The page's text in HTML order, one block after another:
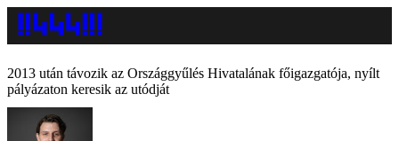
2013 után távozik az Országgyűlés Hivatalának főigazgatója, nyílt
pályázaton keresik az utódját